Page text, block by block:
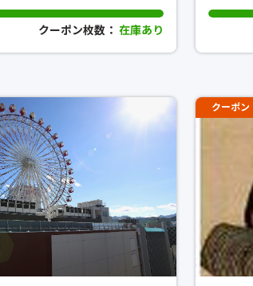
クーポン枚数： 在庫あり
クーポン